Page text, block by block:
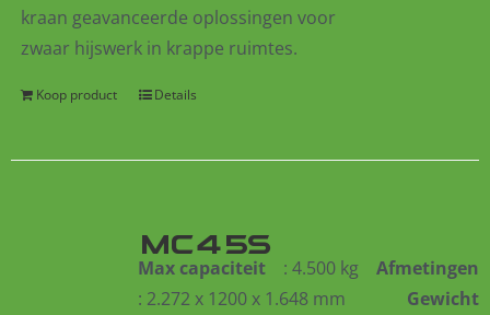
kraan geavanceerde oplossingen voor
zwaar hijswerk in krappe ruimtes.
Koop product Details
MC45S
Max capaciteit : 4.500 kg
Afmetingen
: 2.272 x 1200 x 1.648 mm
Gewicht